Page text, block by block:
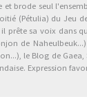
et brode seul
(Pétulia) du Jeu
prête sa voix dans
de
le Blog de Gaea,
Expression